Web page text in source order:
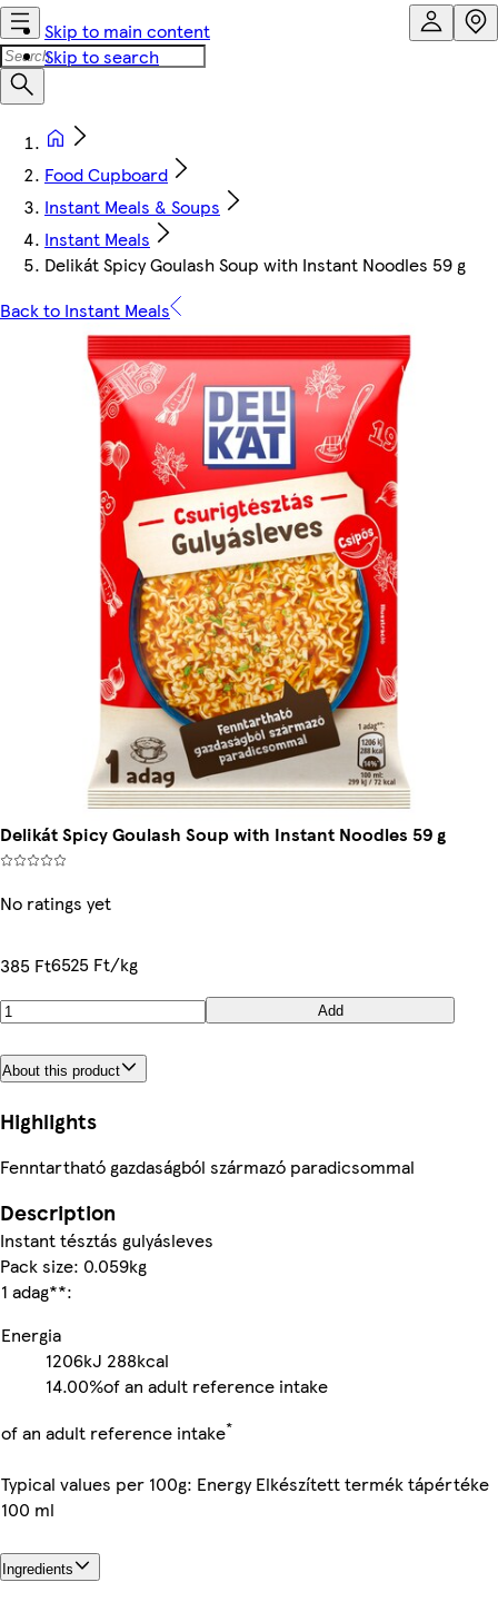
Skip to main content
Skip to search
Food Cupboard
Instant Meals & Soups
Instant Meals
Delikát Spicy Goulash Soup with Instant Noodles 59 g
Back to Instant Meals
Delikát Spicy Goulash Soup with Instant Noodles 59 g
No ratings yet
385 Ft6525 Ft/kg
Add
About this product
Highlights
Fenntartható gazdaságból származó paradicsommal
Description
Instant tésztás gulyásleves
Pack size: 0.059kg
1 adag**:
Energia
1206kJ 288kcal
14.00%of an adult reference intake
of an adult reference intake*
Typical values per 100g: Energy Elkészített termék tápértéke
100 ml
Ingredients